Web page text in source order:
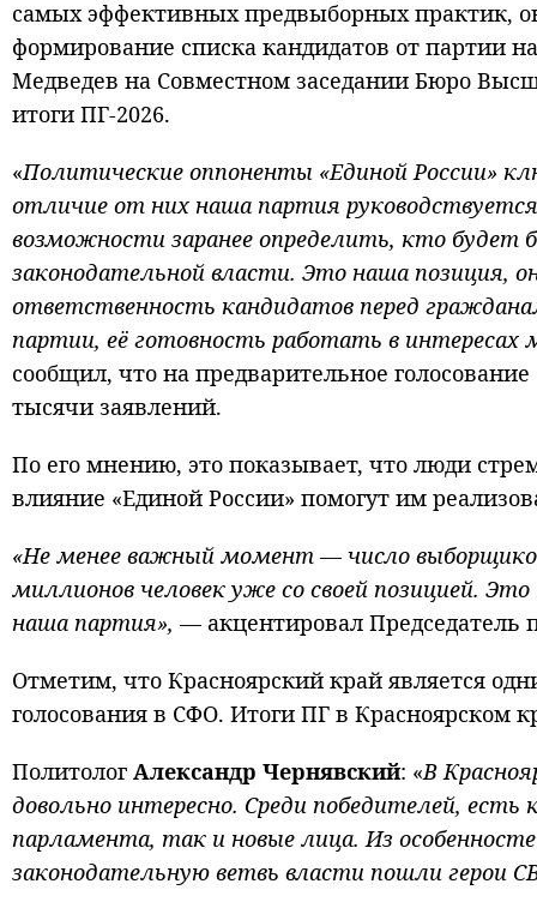
самых эффективных предвыборных практик,
формирование списка кандидатов от партии
Медведев на Совместном заседании Бюро
итоги ПГ-2026.
«Политические оппоненты «Единой России»
отличие от них наша партия
возможности заранее определить, кто будет
законодательной власти. Это наша позиция,
ответственность кандидатов перед
партии, её готовность работать в интересах
сообщил, что на предварительное
тысячи заявлений.
По его мнению, это показывает, что люди
влияние «Единой России» помогут им
«Не менее важный момент — число
миллионов человек уже со своей позицией.
наша партия», — акцентировал Председатель
Отметим, что Красноярский край является
голосования в СФО. Итоги ПГ в Красноярском
Политолог Александр Чернявский: «В
довольно интересно. Среди победителей,
парламента, так и новые лица. Из
законодательную ветвь власти пошли герои